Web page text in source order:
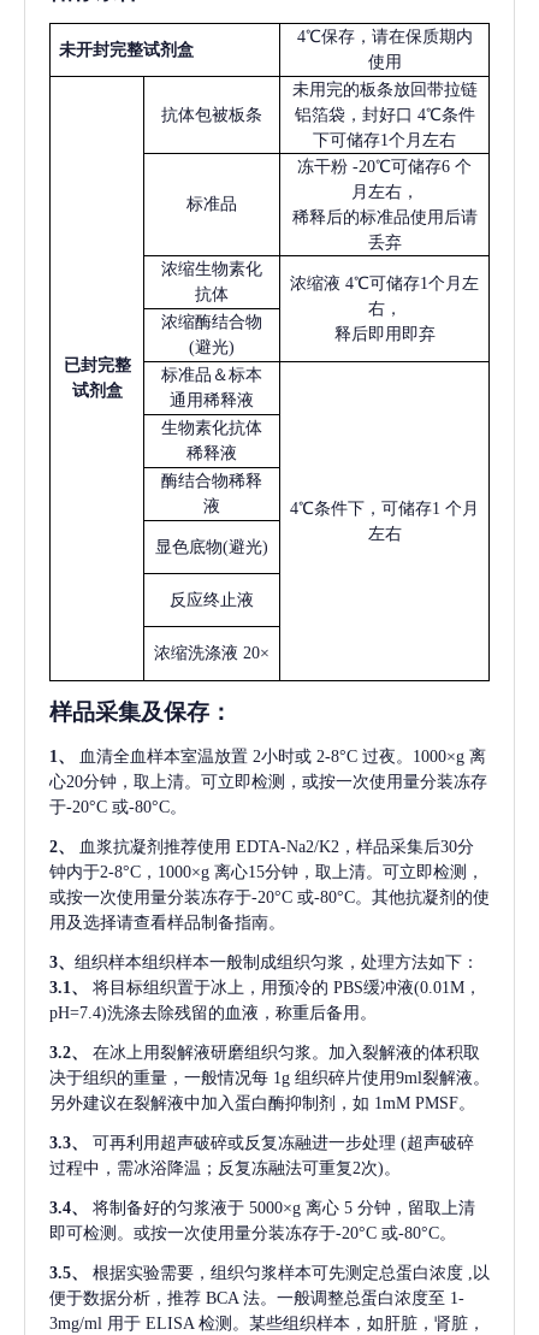
未开封完整试剂盒
4℃保存，请在保质期内
使用
已封完整
试剂盒
抗体包被板条
未用完的板条放回带拉链
铝箔袋，封好口 4℃条件
下可储存1个月左右
标准品
冻干粉 -20℃可储存6 个
月左右，
稀释后的标准品使用后请
丢弃
浓缩生物素化
抗体
浓缩液 4℃可储存1个月左
右，
释后即用即弃
浓缩酶结合物
(避光)
标准品＆标本
通用稀释液
4℃条件下，可储存1 个月
左右
生物素化抗体
稀释液
酶结合物稀释
液
显色底物(避光)
反应终止液
浓缩洗涤液 20×
样品采集及保存 ：
1、 血清全血样本室温放置 2小时或 2-8°C 过夜。1000×g 离
心20分钟，取上清。可立即检测，或按一次使用量分装冻存
于-20°C 或-80°C。
2、 血浆抗凝剂推荐使用 EDTA-Na2/K2，样品采集后30分
钟内于2-8°C，1000×g 离心15分钟，取上清。可立即检测，
或按一次使用量分装冻存于-20°C 或-80°C。其他抗凝剂的使
用及选择请查看样品制备指南。
3、 组织样本组织样本一般制成组织匀浆，处理方法如下：
3.1、
将目标组织置于冰上，用预冷的 PBS缓冲液(0.01M，
pH=7.4)洗涤去除残留的血液，称重后备用。
3.2、
在冰上用裂解液研磨组织匀浆。加入裂解液的体积取
决于组织的重量，一般情况每 1g 组织碎片使用9ml裂解液。
另外建议在裂解液中加入蛋白酶抑制剂，如 1mM PMSF。
3.3、 可再利用超声破碎或反复冻融进一步处理 (超声破碎
过程中，需冰浴降温；反复冻融法可重复2次)。
3.4、 将制备好的匀浆液于 5000×g 离心 5 分钟，留取上清
即可检测。或按一次使用量分装冻存于-20°C 或-80°C。
3.5、 根据实验需要，组织匀浆样本可先测定总蛋白浓度 ,以
便于数据分析，推荐 BCA 法。一般调整总蛋白浓度至 1-
3mg/ml 用于 ELISA 检测。某些组织样本，如肝脏，肾脏，